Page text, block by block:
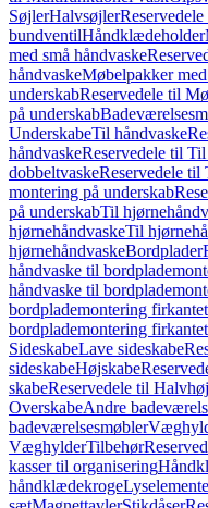
SøjlerHalvsøjler
bundventilHåndklædeholder
med små håndvaske
håndvaskeMøbelpakker
underskabReservedele til
på underskab
UnderskabeTil håndvaske
håndvaskeReservedele til
dobbeltvaskeReservedele til
montering på underskab
på underskabTil
hjørnehåndvaskeTil
hjørnehåndvaskeBordplader
håndvaske til
håndvaske til
bordplademontering firkantet
bordplademontering firkantet
SideskabeLave sideskabe
sideskabeHøjskabe
skabeReservedele til
OverskabeAndre
badeværelsesmøbler
VæghylderTilbehør
kasser til organisering
håndklædekroge